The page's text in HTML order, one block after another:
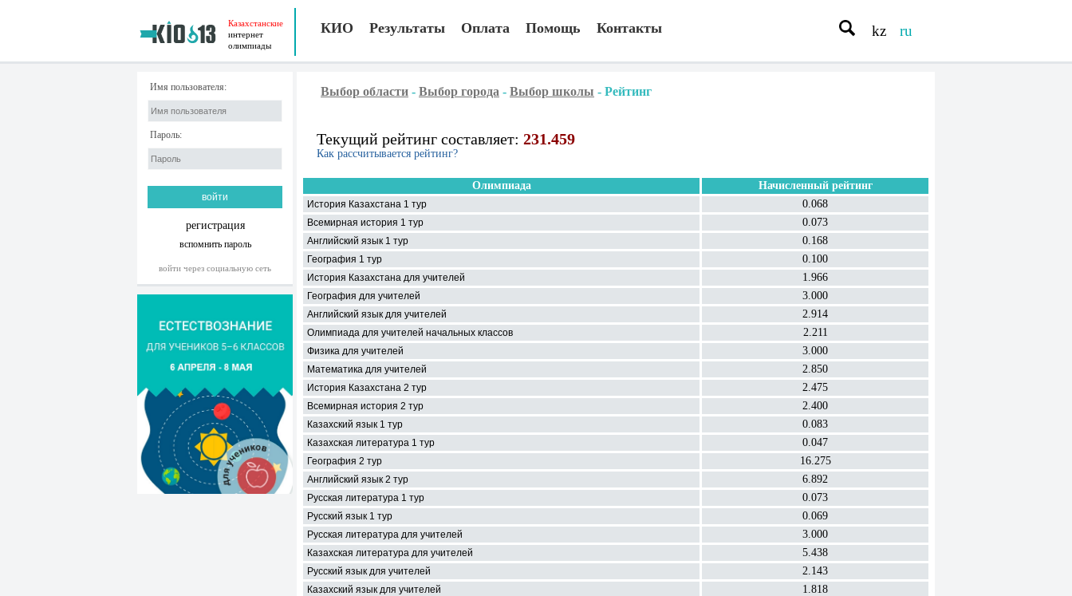
Казахстанские
интернет
олимпиады
КИО Результаты Оплата Помощь Контакты kz ru
Имя пользователя:
Пароль:
регистрация
вспомнить пароль
войти через социальную сеть
Выбор области - Выбор города - Выбор школы - Рейтинг
Текущий рейтинг составляет: 231.459
Как рассчитывается рейтинг?
Олимпиада Начисленный рейтинг
История Казахстана 1 тур 0.068
Всемирная история 1 тур 0.073
Английский язык 1 тур 0.168
География 1 тур 0.100
История Казахстана для учителей 1.966
География для учителей 3.000
Английский язык для учителей 2.914
Олимпиада для учителей начальных классов 2.211
Физика для учителей 3.000
Математика для учителей 2.850
История Казахстана 2 тур 2.475
Всемирная история 2 тур 2.400
Казахский язык 1 тур 0.083
Казахская литература 1 тур 0.047
География 2 тур 16.275
Английский язык 2 тур 6.892
Русская литература 1 тур 0.073
Русский язык 1 тур 0.069
Русская литература для учителей 3.000
Казахская литература для учителей 5.438
Русский язык для учителей 2.143
Казахский язык для учителей 1.818